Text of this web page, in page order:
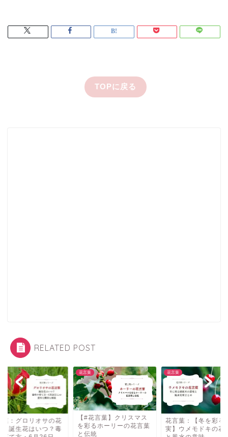
TOPに戻る
RELATED POST
葉：グロリオサの花
｜誕生花はいつ？毒
花言葉
【#花言葉】クリスマス
を彩るホーリーの花言葉
と伝統
花言葉
花言葉：【冬を彩る
実】ウメモドキの花